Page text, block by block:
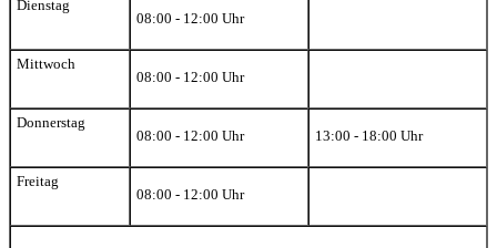
Dienstag
08:00 - 12:00 Uhr
Mittwoch
08:00 - 12:00 Uhr
Donnerstag
08:00 - 12:00 Uhr
13:00 - 18:00 Uhr
Freitag
08:00 - 12:00 Uhr